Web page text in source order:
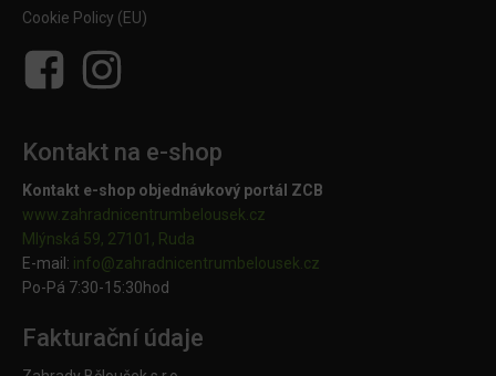
Cookie Policy (EU)
Kontakt na e-shop
Kontakt e-shop objednávkový portál ZCB
www.zahradnicentrumbelousek.cz
Mlýnská 59, 27101, Ruda
E-mail: info@zahradnicentrumbelousek. cz
Po-Pá 7:30-15:30hod
Fakturační údaje